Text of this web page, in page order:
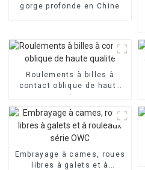
gorge profonde en Chine
Roulements à billes à
contact oblique de haute
Embrayage à cames, roues
libres à galets et à